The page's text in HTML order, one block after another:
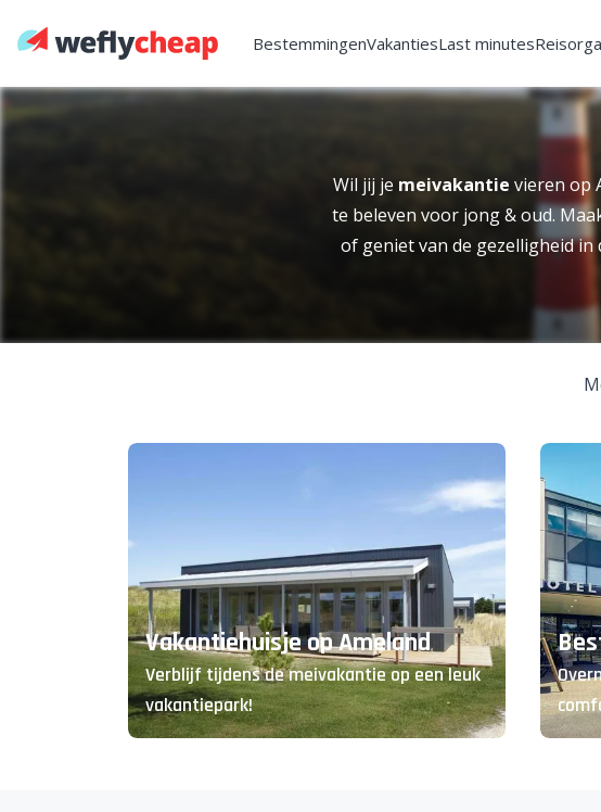
BestemmingenVakantiesLast minutes
Wil jij je meivakantie vieren op
te beleven voor jong & oud.
of geniet van de gezelligheid
Vakantiehuisje op Ameland
Verblijf tijdens de meivakantie op een leuk
vakantiepark!